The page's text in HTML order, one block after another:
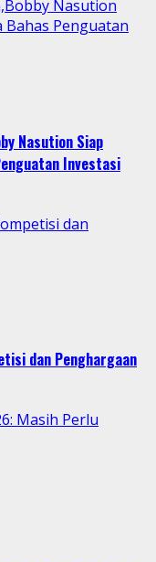
Nasution
Bahas Penguatan
Nasution Siap
Investasi
dan
dan Penghargaan
Masih Perlu